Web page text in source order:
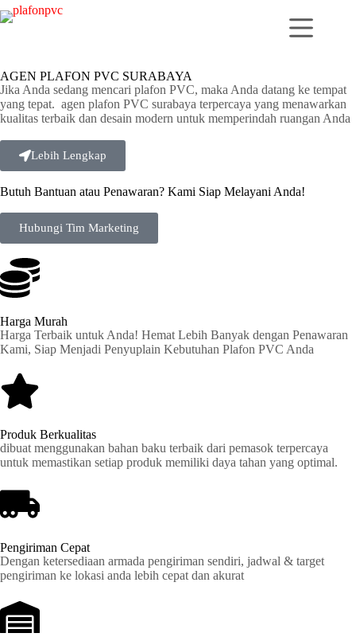
AGEN PLAFON PVC SURABAYA
Jika Anda sedang mencari plafon PVC, maka Anda datang ke tempat
yang tepat. agen plafon PVC surabaya terpercaya yang menawarkan
kualitas terbaik dan desain modern untuk memperindah ruangan Anda
Lebih Lengkap
Butuh Bantuan atau Penawaran? Kami Siap Melayani Anda!
Hubungi Tim Marketing
Harga Murah
Harga Terbaik untuk Anda! Hemat Lebih Banyak dengan Penawaran
Kami, Siap Menjadi Penyuplain Kebutuhan Plafon PVC Anda
Produk Berkualitas
dibuat menggunakan bahan baku terbaik dari pemasok terpercaya
untuk memastikan setiap produk memiliki daya tahan yang optimal.
Pengiriman Cepat
Dengan ketersediaan armada pengiriman sendiri, jadwal & target
pengiriman ke lokasi anda lebih cepat dan akurat